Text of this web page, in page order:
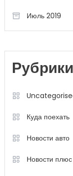
Июль 2019
Рубрики
Куда поехать
Новости авто
Новости плюс